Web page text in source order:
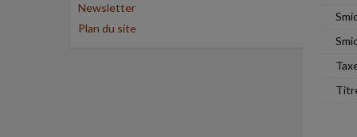
Newsletter
Plan du site